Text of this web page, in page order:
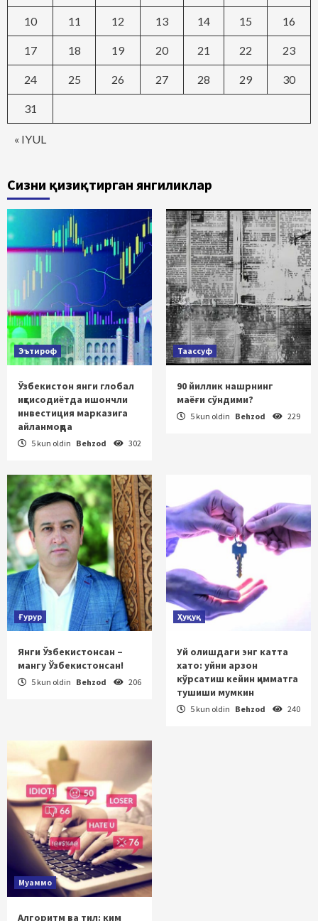
« IYUL
10 11 12 13 14 15 16
17 18 19 20 21 22 23
24 25 26 27 28 29 30
31
Сизни қизиқтирган янгиликлар
Эътироф
Ўзбекистон янги глобал
иқтисодиётда ишончли
инвестиция марказига
айланмоқда
5 kun oldin Behzod 302
Таассуф
90 йиллик нашрнинг
маёғи сўндими?
5 kun oldin Behzod 229
Ғурур
Янги Ўзбекистонсан –
мангу Ўзбекистонсан!
5 kun oldin Behzod 206
Ҳуқуқ
Уй олишдаги энг катта
хато: уйни арзон
кўрсатиш кейин қимматга
тушиши мумкин
5 kun oldin Behzod 240
Муаммо
Алгоритм ва тил: ким